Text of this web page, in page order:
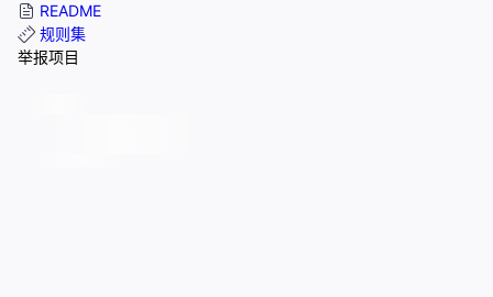
README
规则集
举报项目